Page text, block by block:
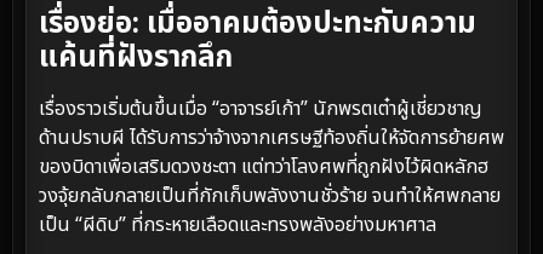
เรื่องย่อ: เมื่ออาคมต้องปะทะกับความ
แค้นที่ฝังรากลึก
เรื่องราวเริ่มต้นขึ้นเมื่อ “อาจารย์เก้า” นักพรตเต๋าผู้เชี่ยวชาญ
ด้านปราบผี ได้รับการว่าจ้างจากเศรษฐีท้องถิ่นให้จัดการย้ายศพ
ของบิดาเพื่อเสริมดวงชะตา แต่ทว่าโลงศพที่ถูกฝังไว้ผิดหลักฮ
วงจุ้ยกลับกลายเป็นที่กักเก็บพลังงานชั่วร้าย จนทำให้ศพกลาย
เป็น “ผีดิบ” ที่กระหายเลือดและทรงพลังอย่างมหาศาล